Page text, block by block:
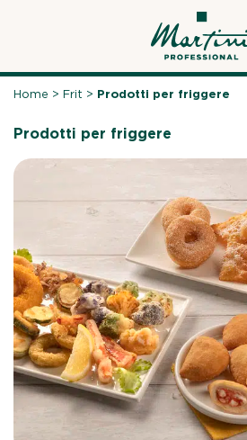
Home >Frit > Prodotti per friggere
Prodotti per friggere